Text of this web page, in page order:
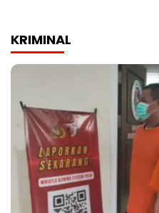
KRIMINAL